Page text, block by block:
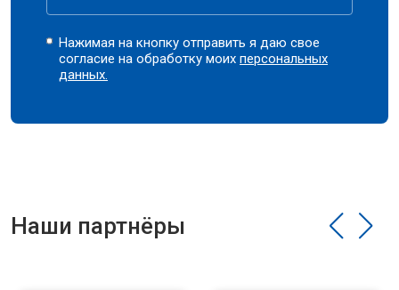
Нажимая на кнопку отправить я даю свое
согласие на обработку моихперсональных
данных.
Наши партнёры